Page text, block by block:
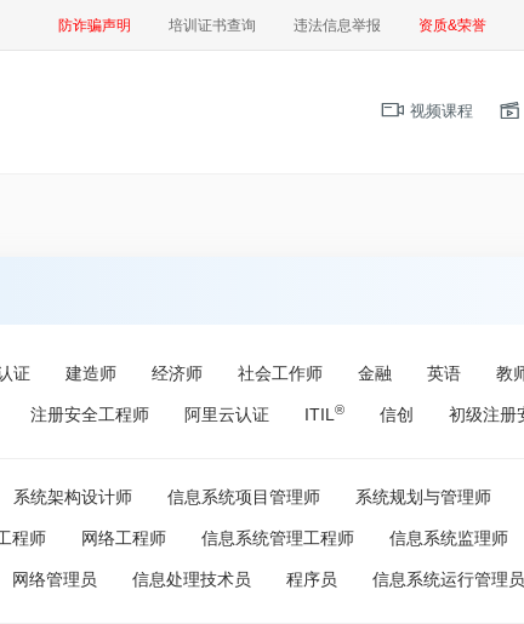
防诈骗声明 培训证书查询 违法信息举报 资质&荣誉
视频课程
证 建造师 经济师 社会工作师 金融 英语 教
注册安全工程师 阿里云认证 ITIL ® 信创 初级注册
系统架构设计师 信息系统项目管理师 系统规划与管理师
程师 网络工程师 信息系统管理工程师 信息系统监理师
网络管理员 信息处理技术员 程序员 信息系统运行管理员